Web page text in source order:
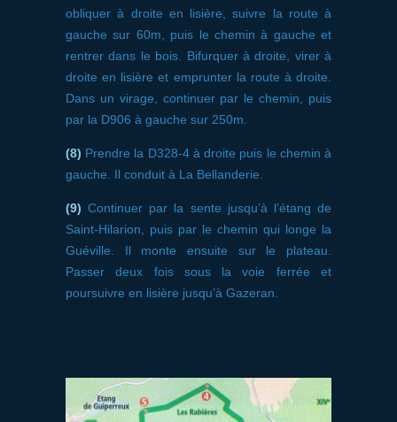
obliquer à droite en lisière, suivre la route à
gauche sur 60m, puis le chemin à gauche et
rentrer dans le bois. Bifurquer à droite, virer à
droite en lisière et emprunter la route à droite.
Dans un virage, continuer par le chemin, puis
par la D906 à gauche sur 250m.
(8) Prendre la D328-4 à droite puis le chemin à
gauche. Il conduit à La Bellanderie.
(9) Continuer par la sente jusqu’à l’étang de
Saint-Hilarion, puis par le chemin qui longe la
Guéville. Il monte ensuite sur le plateau.
Passer deux fois sous la voie ferrée et
poursuivre en lisière jusqu’à Gazeran.